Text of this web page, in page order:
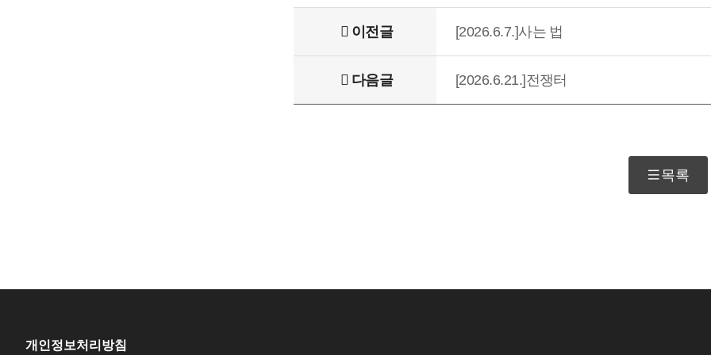
이전글 [2026.6.7.]사는 법
다음글 [2026.6.21.]전쟁터
목록
개인정보처리방침